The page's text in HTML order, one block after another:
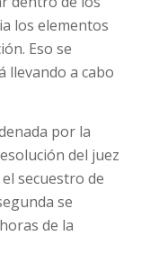
los elementos
Eso se
llevando a cabo
por la
del juez
secuestro de
se
de la